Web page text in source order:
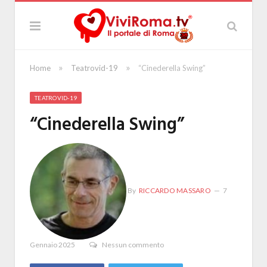
Home » Teatrovid-19 » “Cinederella Swing”
TEATROVID-19
“Cinederella Swing”
By RICCARDO MASSARO 7
Gennaio 2025 Nessun commento